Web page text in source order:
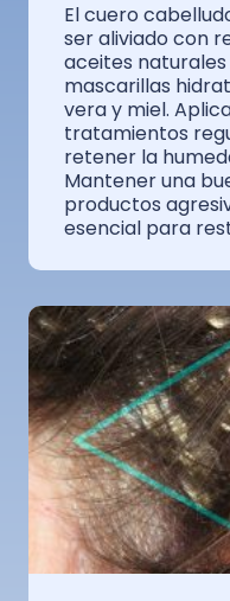
El cuero
ser aliviado con
aceites
mascarillas
vera y miel.
tratamientos
retener la
Mantener una
productos
esencial para